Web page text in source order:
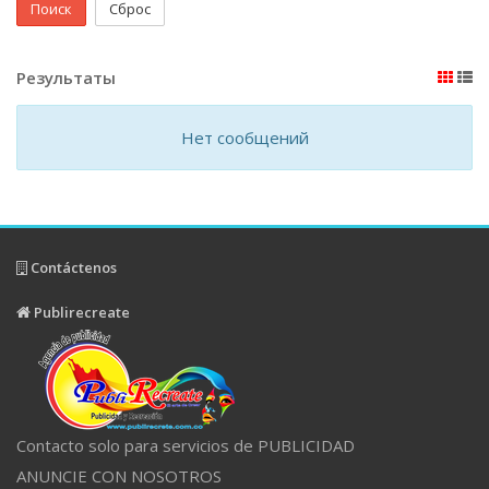
Поиск Сброс
Результаты
Нет сообщений
Contáctenos
Publirecreate
Contacto solo para servicios de PUBLICIDAD
ANUNCIE CON NOSOTROS